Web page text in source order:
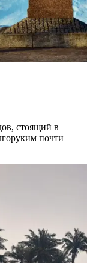
стоящий в
почти